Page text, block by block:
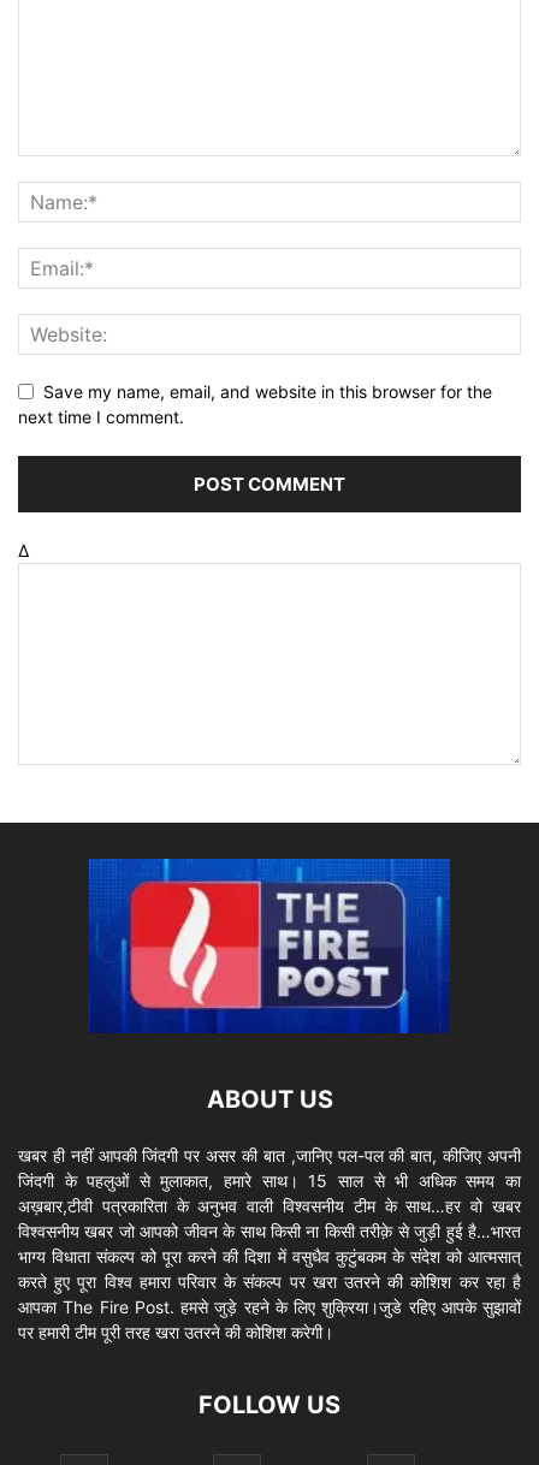
Save my name, email, and website in this browser for the
next time I comment.
Δ
ABOUT US
खबर ही नहीं आपकी जिंदगी पर असर की बात ,जानिए पल-पल की बात, कीजिए अपनी
जिंदगी के पहलुओं से मुलाकात, हमारे साथ। 15 साल से भी अधिक समय का
अख़बार,टीवी पत्रकारिता के अनुभव वाली विश्वसनीय टीम के साथ…हर वो खबर
विश्वसनीय खबर जो आपको जीवन के साथ किसी ना किसी तरीक़े से जुड़ी हुई है…भारत
भाग्य विधाता संकल्प को पूरा करने की दिशा में वसुधैव कुटुंबकम के संदेश को आत्मसात्
करते हुए पूरा विश्व हमारा परिवार के संकल्प पर खरा उतरने की कोशिश कर रहा है
आपका The Fire Post. हमसे जुड़े रहने के लिए शुक्रिया।जुडे रहिए आपके सुझावों
पर हमारी टीम पूरी तरह खरा उतरने की कोशिश करेगी।
FOLLOW US